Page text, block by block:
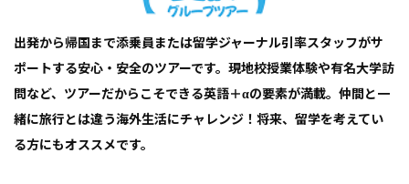
出発から帰国まで添乗員または留学ジャーナル引率スタッフがサ
ポートする安心・安全のツアーです。現地校授業体験や有名大学訪
問など、ツアーだからこそできる英語＋αの要素が満載。仲間と一
緒に旅行とは違う海外生活にチャレンジ！将来、留学を考えてい
る方にもオススメです。